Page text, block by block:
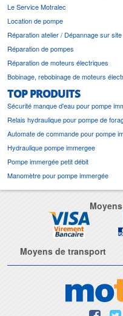
Le Service Motralec
Location de pompe
Réparation atelier / Dépannage sur site
Réparation de pompes
Réparation de moteurs électriques
Bobinage, rebobinage de moteurs
TOP PRODUITS
Sécurité manque d'eau pour pompe
Relais hydraulique pour pompe de
Automate de commande pour pompe
Hydraulique pompe immergee
Pompe immergée petit débit
Manomètre pour pompe immergée
Moyens de transport